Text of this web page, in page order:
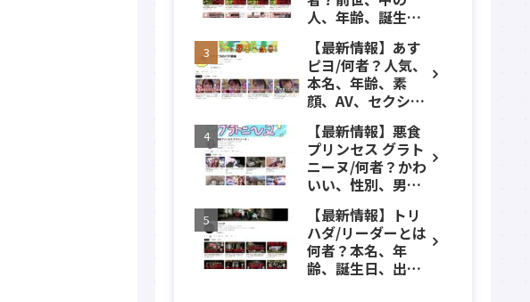
業、かわいい、彼
女などのプロフィ
ール、YouTubeチ
ャンネル紹介！
人、年齢、誕生
レ、素顔、ストグ
ラ、VTuber、ニコ
ニコなどのプロフ
ィール、YouTube
チャンネル紹介！
【最新情報】あす
ピヨ/何者？人気、
本名、年齢、素
顔、AV、セクシ
る、身長、出身、
学歴、経歴、仕事
のプロフィール、
YouTubeチャンネ
ル紹介！
【最新情報】悪食
プリンセス グラト
ニーヌ/何者？かわ
いい、性別、男？
長、出身などのプ
ロフィール、
YouTubeチャンネ
ル紹介！
【最新情報】トリ
ハダ/リーダーとは
何者？本名、年
齢、誕生日、出